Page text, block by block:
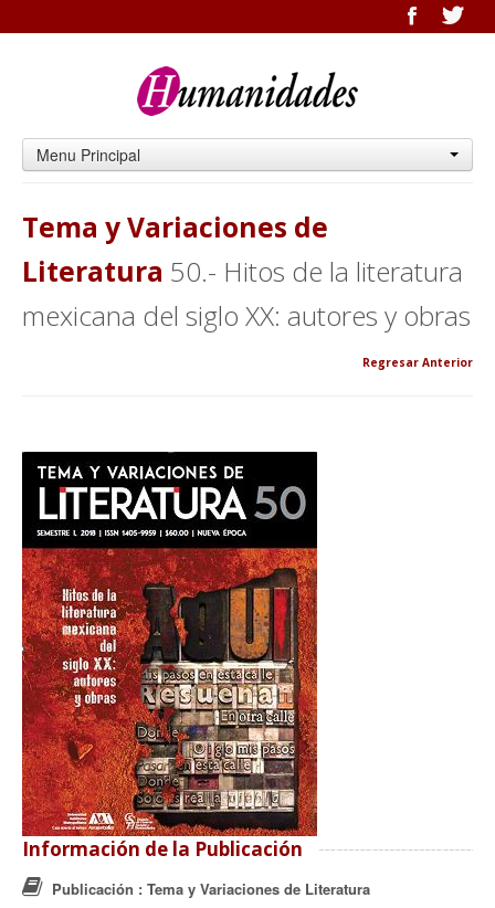
Menu Principal
Tema y Variaciones de
Literatura 50.- Hitos de la literatura
mexicana del siglo XX: autores y obras
Regresar Anterior
Información de la Publicación
Publicación : Tema y Variaciones de Literatura